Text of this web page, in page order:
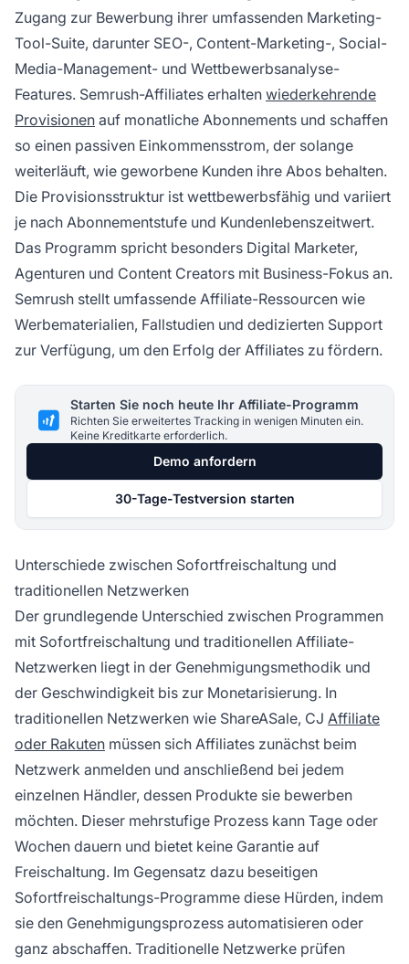
Zugang zur Bewerbung ihrer umfassenden Marketing-
Tool-Suite, darunter SEO-, Content-Marketing-, Social-
Media-Management- und Wettbewerbsanalyse-
Features. Semrush-Affiliates erhalten wiederkehrende
Provisionen auf monatliche Abonnements und schaffen
so einen passiven Einkommensstrom, der solange
weiterläuft, wie geworbene Kunden ihre Abos behalten.
Die Provisionsstruktur ist wettbewerbsfähig und variiert
je nach Abonnementstufe und Kundenlebenszeitwert.
Das Programm spricht besonders Digital Marketer,
Agenturen und Content Creators mit Business-Fokus an.
Semrush stellt umfassende Affiliate-Ressourcen wie
Werbematerialien, Fallstudien und dedizierten Support
zur Verfügung, um den Erfolg der Affiliates zu fördern.
Starten Sie noch heute Ihr Affiliate-Programm
Richten Sie erweitertes Tracking in wenigen Minuten ein.
Keine Kreditkarte erforderlich.
Demo anfordern
30-Tage-Testversion starten
Unterschiede zwischen Sofortfreischaltung und
traditionellen Netzwerken
Der grundlegende Unterschied zwischen Programmen
mit Sofortfreischaltung und traditionellen Affiliate-
Netzwerken liegt in der Genehmigungsmethodik und
der Geschwindigkeit bis zur Monetarisierung. In
traditionellen Netzwerken wie ShareASale, CJ Affiliate
oder Rakuten müssen sich Affiliates zunächst beim
Netzwerk anmelden und anschließend bei jedem
einzelnen Händler, dessen Produkte sie bewerben
möchten. Dieser mehrstufige Prozess kann Tage oder
Wochen dauern und bietet keine Garantie auf
Freischaltung. Im Gegensatz dazu beseitigen
Sofortfreischaltungs-Programme diese Hürden, indem
sie den Genehmigungsprozess automatisieren oder
ganz abschaffen. Traditionelle Netzwerke prüfen